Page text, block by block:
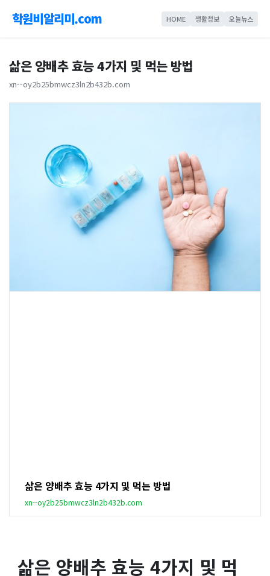
학원비알리미.com HOME 생활정보 오늘뉴스
삶은 양배추 효능 4가지 및 먹는 방법
xn--oy2b25bmwcz3ln2b432b.com
삶은 양배추 효능 4가지 및 먹는 방법
xn--oy2b25bmwcz3ln2b432b.com
삶은 양배추 효능 4가지 및 먹